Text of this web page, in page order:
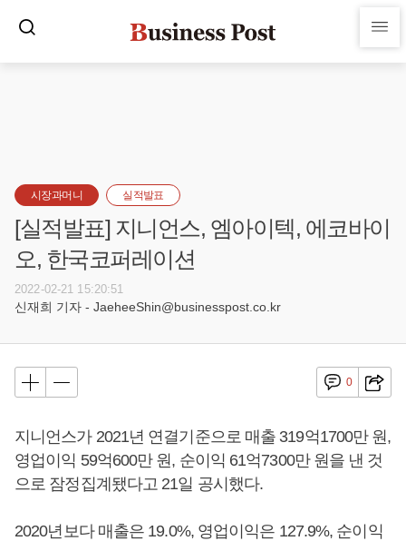
시장과머니 실적발표
[실적발표] 지니언스, 엠아이텍, 에코바이
오, 한국코퍼레이션
2022-02-21 15:20:51
신재희 기자 - JaeheeShin@businesspost.co.kr
0
지니언스가 2021년 연결기준으로 매출 319억1700만 원,
영업이익 59억600만 원, 순이익 61억7300만 원을 낸 것
으로 잠정집계됐다고 21일 공시했다.
2020년보다 매출은 19.0%, 영업이익은 127.9%, 순이익